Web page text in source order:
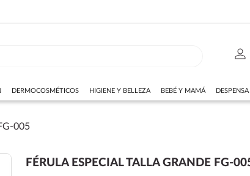
person
DERMOCOSMÉTICOS HIGIENE Y BELLEZA BEBÉ Y MAMÁ
005
FÉRULA ESPECIAL TALLA GRANDE FG-